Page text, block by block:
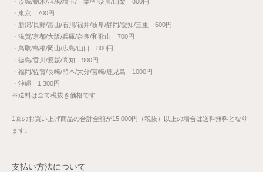
・東京 700円
・新潟/長野/富山/石川/福井/岐阜/静岡/愛知/三重 600円
・滋賀/京都/大阪/兵庫/奈良/和歌山 700円
・鳥取/島根/岡山/広島/山口 800円
・徳島/香川/愛媛/高知 900円
・福岡/佐賀/長崎/熊本/大分/宮崎/鹿児島 1000円
・沖縄 1,300円
※送料は全て税抜き価格です
1回のお買い上げ商品の合計金額が15,000円（税抜）以上の場合は送料無料となり
ます。
支払い方法について